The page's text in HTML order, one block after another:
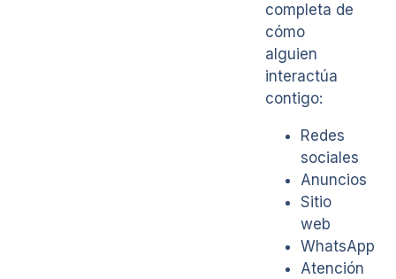
completa de
cómo
alguien
interactúa
contigo:
Redes
sociales
Anuncios
Sitio
web
WhatsApp
Atención